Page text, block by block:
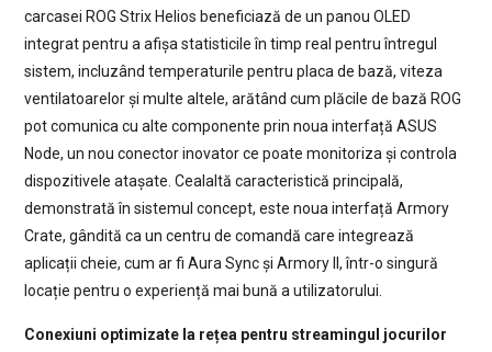
carcasei ROG Strix Helios beneficiază de un panou OLED
integrat pentru a afișa statisticile în timp real pentru întregul
sistem, incluzând temperaturile pentru placa de bază, viteza
ventilatoarelor și multe altele, arătând cum plăcile de bază ROG
pot comunica cu alte componente prin noua interfață ASUS
Node, un nou conector inovator ce poate monitoriza și controla
dispozitivele atașate. Cealaltă caracteristică principală,
demonstrată în sistemul concept, este noua interfață Armory
Crate, gândită ca un centru de comandă care integrează
aplicații cheie, cum ar fi Aura Sync și Armory II, într-o singură
locație pentru o experiență mai bună a utilizatorului.
Conexiuni optimizate la rețea pentru streamingul jocurilor